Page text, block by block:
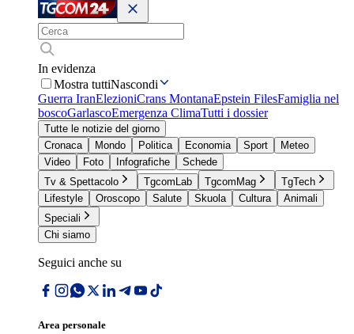
In evidenza
Mostra tuttiNascondi
Guerra IranElezioniCrans MontanaEpstein FilesFamiglia nel
boscoGarlascoEmergenza ClimaTutti i dossier
Tutte le notizie del giorno
Cronaca
Mondo Politica Economia Sport
Meteo
Video
Foto Infografiche
Schede
Tv & Spettacolo
TgcomLab TgcomMag
TgTech
Lifestyle
Oroscopo Salute Skuola Cultura
Animali
Speciali
Chi siamo
Seguici anche su
Area personale